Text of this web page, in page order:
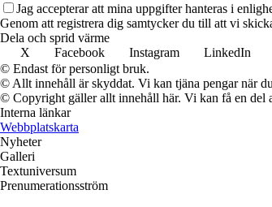
Jag accepterar att mina uppgifter hanteras i
Genom att registrera dig samtycker du till att vi
Dela och sprid värme
X
Facebook Instagram LinkedIn
© Endast för personligt bruk.
© Allt innehåll är skyddat. Vi kan tjäna pengar när
© Copyright gäller allt innehåll här. Vi kan få en del
Interna länkar
Webbplatskarta
Nyheter
Galleri
Textuniversum
Prenumerationsström